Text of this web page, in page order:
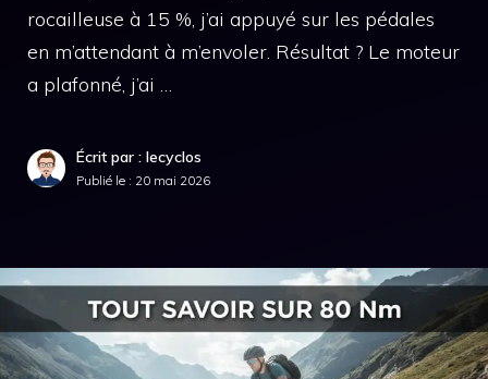
rocailleuse à 15 %, j’ai appuyé sur les pédales
en m’attendant à m’envoler. Résultat ? Le moteur
a plafonné, j’ai …
Écrit par : lecyclos
Publié le : 20 mai 2026